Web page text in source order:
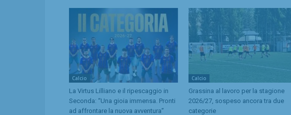
Calcio
La Virtus Lilliano e il ripescaggio in
Seconda: “Una gioia immensa. Pronti
ad affrontare la nuova avventura”
Calcio
Grassina al lavoro per la stagione
2026/27, sospeso ancora tra due
categorie